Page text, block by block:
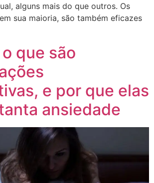
alguns mais do que outros. Os
sua maioria, são também eficazes
que são
e por que elas
ansiedade